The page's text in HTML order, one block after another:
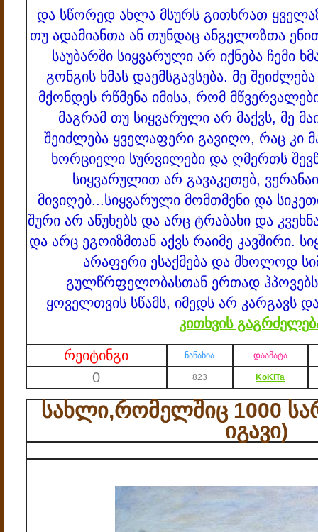
და სწორედ ახლა მსურს გითხრათ
თუ ადამიანთა ან თუნდაც ანგელოზთა
საუბარში სიყვარული არ იქნება ჩემი
გონგის ხმას დაემსგავსება. მე
მქონდეს რწმენა იმისა, რომ
მაგრამ თუ სიყვარული არ მაქვს, მე
შეიძლება ყველაფერი გავიღო, რაც კი
ხორციელი სურვილები და ღმერთს
სიყვარულით არ გავაკეთებ,
მივიღებ...სიყვარული მომთმენი და
შური არ აწუხებს და არც ტრაბახი და
და არც ეგოიზმთან აქვს რაიმე კავშირი.
არაფერი ესაქმება და მხოლოდ
გულწრფელობასთან ერთად ჰპოვებს
ყოველთვის სწამს, იმედს არ კარგავს
კითხვის
რეიტინგი ნანახია დაამატა
0 823 KoKiTa
სახლი,რომელშიც 1000
იგავი)